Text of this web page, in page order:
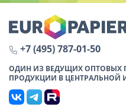
+7 (495) 787-01-50
ОДИН ИЗ ВЕДУЩИХ
ПРОДУКЦИИ В ЦЕНТРАЛЬНОЙ